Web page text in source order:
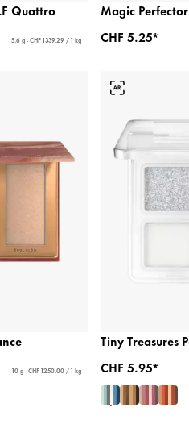
Quattro
5.6 g - CHF 1339.29 / 1 kg
Magic
CHF 5.25*
10 g - CHF 1250.00 / 1 kg
Tiny Treasures
CHF 5.95*